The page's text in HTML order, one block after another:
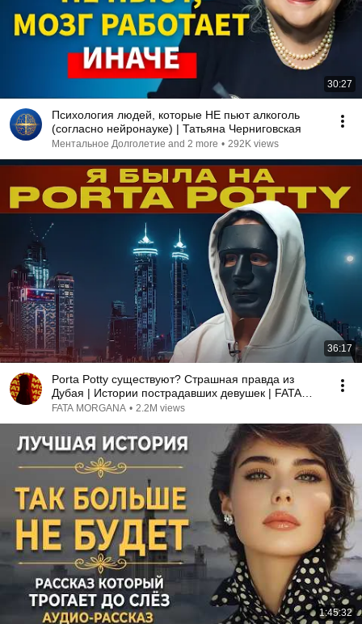
30:27
Психология людей, которые НЕ пьют алкоголь
(согласно нейронауке) | Татьяна Черниговская
Ментальное Долголетие and 2 more • 292K views
36:17
Porta Potty существуют? Страшная правда из
Дубая | Истории пострадавших девушек | FATA
MORGANA
FATA MORGANA • 2.2M views
1:45:32